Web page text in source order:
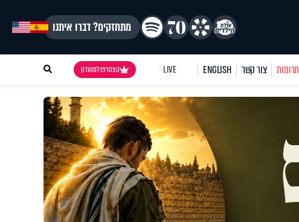
מתחזקים? דברו איתנו
תרומות צור קשר ENGLISH
LIVE הצטרפו למועדון